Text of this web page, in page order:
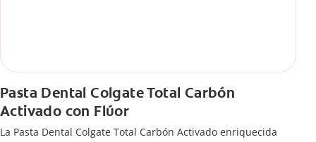
Pasta Dental Colgate Total Carbón
Activado con Flúor
La Pasta Dental Colgate Total Carbón Activado enriquecida